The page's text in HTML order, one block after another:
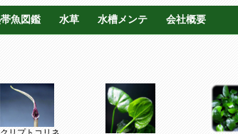
魚図鑑 水草 水槽メンテ 会社概要